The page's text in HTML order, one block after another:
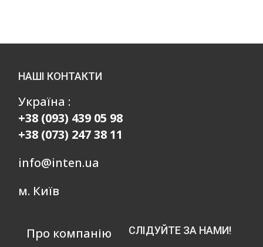
НАШІ КОНТАКТИ
Україна :
+38 (093) 439 05 98
+38 (073) 247 38 11
info@inten.ua
м. Київ
Про компанію
СЛІДУЙТЕ ЗА НАМИ!